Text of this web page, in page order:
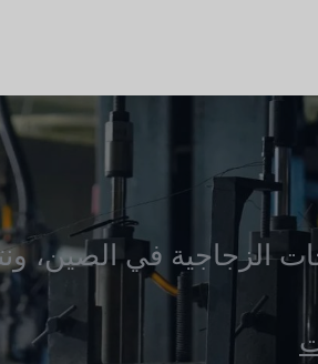
الزجاجية في الصين،